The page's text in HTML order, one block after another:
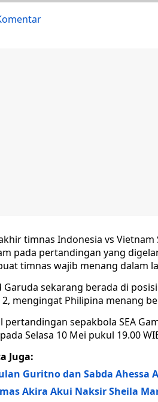
timnas Indonesia vs
pada pertandingan yang
timnas wajib menang dalam
Garuda sekarang berada di
2, mengingat Philipina menang
pertandingan sepakbola SEA
Selasa 10 Mei pukul 19.00
Juga:
Guritno dan Sabda Ahessa
Akira Akui Naksir Sheila